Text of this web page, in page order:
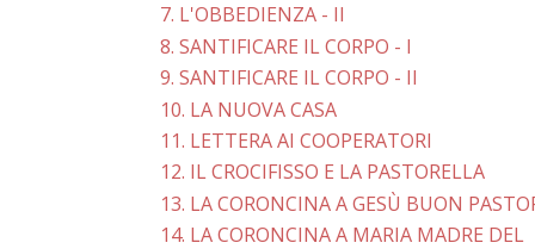
7. L'OBBEDIENZA - II
8. SANTIFICARE IL CORPO - I
9. SANTIFICARE IL CORPO - II
10. LA NUOVA CASA
11. LETTERA AI COOPERATORI
12. IL CROCIFISSO E LA PASTORELLA
13. LA CORONCINA A GESÙ BUON
14. LA CORONCINA A MARIA MADRE DEL